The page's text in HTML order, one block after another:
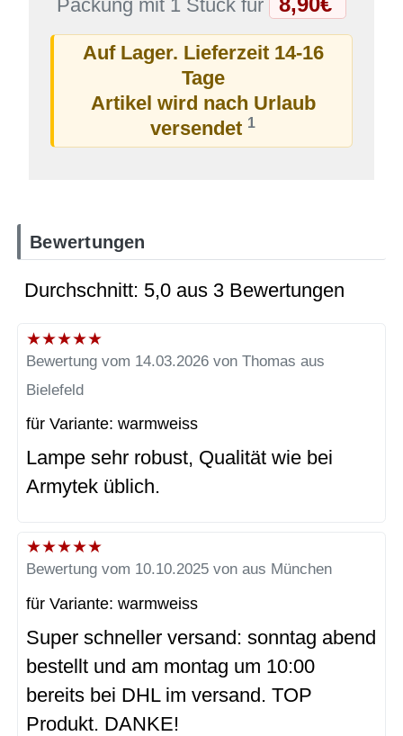
Packung mit 1 Stück für
Auf Lager. Lieferzeit 14-16
Tage
Artikel wird nach Urlaub
versendet 1
Bewertungen
Durchschnitt: 5,0 aus 3 Bewertungen
★★★★★
Bewertung vom 14.03.2026 von Thomas aus
Bielefeld
für Variante: warmweiss
Lampe sehr robust, Qualität wie bei
Armytek üblich.
★★★★★
Bewertung vom 10.10.2025 von aus München
für Variante: warmweiss
Super schneller versand: sonntag abend
bestellt und am montag um 10:00
bereits bei DHL im versand. TOP
Produkt. DANKE!